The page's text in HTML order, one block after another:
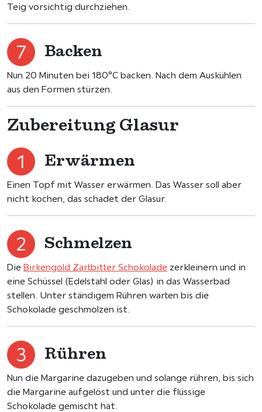
Teig vorsichtig durchziehen.
Backen
Nun 20 Minuten bei 180°C backen. Nach dem Auskühlen
aus den Formen stürzen.
Zubereitung Glasur
Erwärmen
Einen Topf mit Wasser erwärmen. Das Wasser soll aber
nicht kochen, das schadet der Glasur.
Schmelzen
Die Birkengold Zartbitter Schokolade zerkleinern und in
eine Schüssel (Edelstahl oder Glas) in das Wasserbad
stellen. Unter ständigem Rühren warten bis die
Schokolade geschmolzen ist.
Rühren
Nun die Margarine dazugeben und solange rühren, bis sich
die Margarine aufgelöst und unter die flüssige
Schokolade gemischt hat.